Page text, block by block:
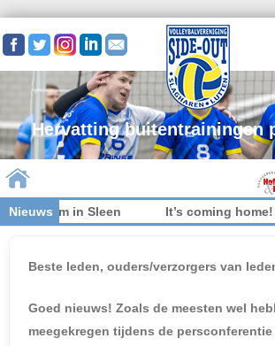
Hervatting buitentrainingen
Nieuws
welkom in Sleen It’s coming home!
Beste leden, ouders/verzorgers van
Goed nieuws! Zoals de meesten wel
meegekregen tijdens de